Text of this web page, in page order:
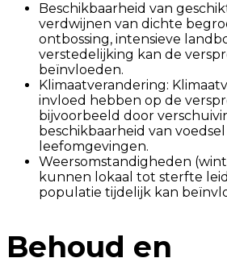
Beschikbaarheid van
verdwijnen van dichte
ontbossing, intensieve
verstedelijking kan de
beïnvloeden.
Klimaatverandering:
invloed hebben op de
bijvoorbeeld door
beschikbaarheid van
leefomgevingen.
Weersomstandigheden
kunnen lokaal tot sterfte
populatie tijdelijk kan
Behoud en